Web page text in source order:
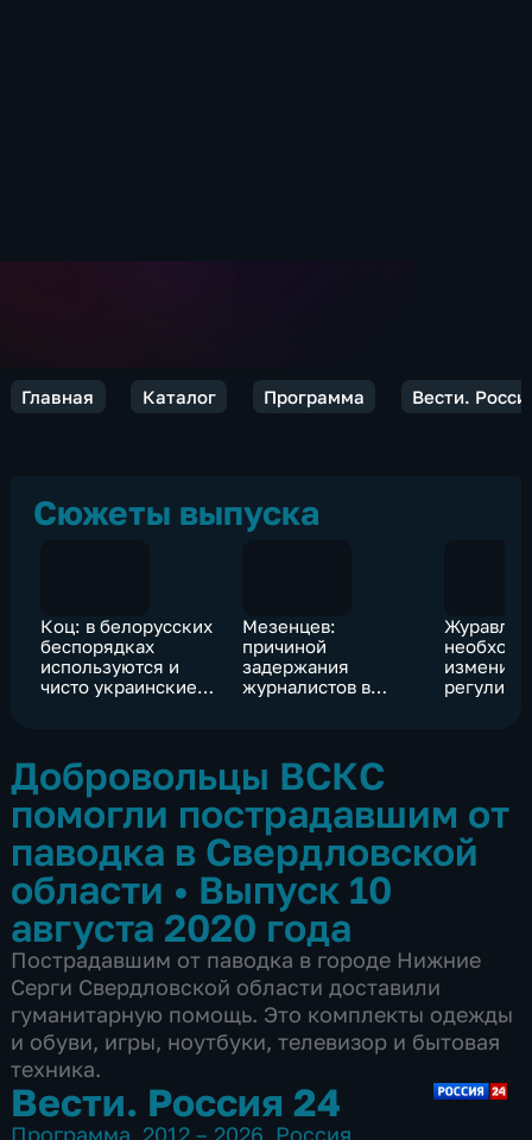
Главная Каталог Программа Вести.
Сюжеты выпуска
Коц: в белорусских
беспорядках
используются и
чисто украинские
Мезенцев:
причиной
задержания
журналистов в
Добровольцы ВСКС
помогли пострадавшим от
паводка в Свердловской
области • Выпуск 10
августа 2020 года
Пострадавшим от паводка в городе Нижние
Серги Свердловской области доставили
гуманитарную помощь. Это комплекты одежды
и обуви, игры, ноутбуки, телевизор и бытовая
техника.
Вести. Россия 24
Программа, 2012 – 2026, Россия